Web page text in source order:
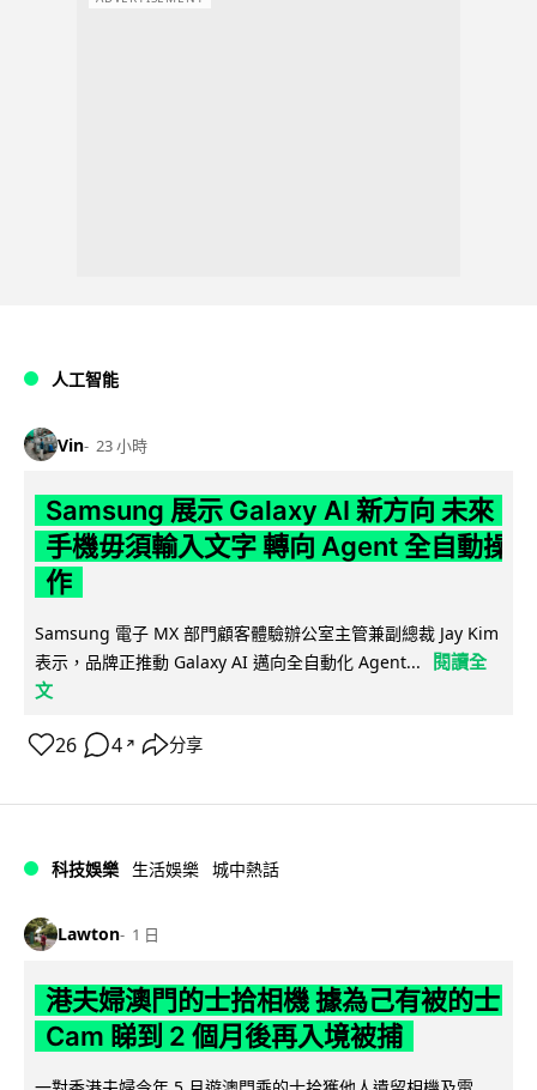
人工智能
Vin 23 小時
Samsung 展示 Galaxy AI 新方向 未來
手機毋須輸入文字 轉向 Agent 全自動操
作
Samsung 電子 MX 部門顧客體驗辦公室主管兼副總裁 Jay Kim
表示，品牌正推動 Galaxy AI 邁向全自動化 Agent...
閱讀全
文
26 4 ↗ 分享
科技娛樂 生活娛樂 城中熱話
Lawton 1 日
港夫婦澳門的士拾相機 據為己有被的士
Cam 睇到 2 個月後再入境被捕